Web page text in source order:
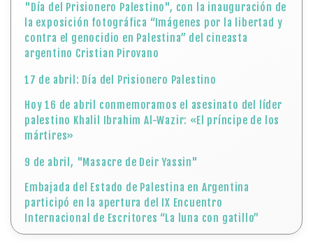
"Día del Prisionero Palestino", con la inauguración de
la exposición fotográfica “Imágenes por la libertad y
contra el genocidio en Palestina” del cineasta
argentino Cristian Pirovano
17 de abril: Día del Prisionero Palestino
Hoy 16 de abril conmemoramos el asesinato del líder
palestino Khalil Ibrahim Al-Wazir: «El príncipe de los
mártires»
9 de abril, "Masacre de Deir Yassin"
Embajada del Estado de Palestina en Argentina
participó en la apertura del IX Encuentro
Internacional de Escritores “La luna con gatillo”